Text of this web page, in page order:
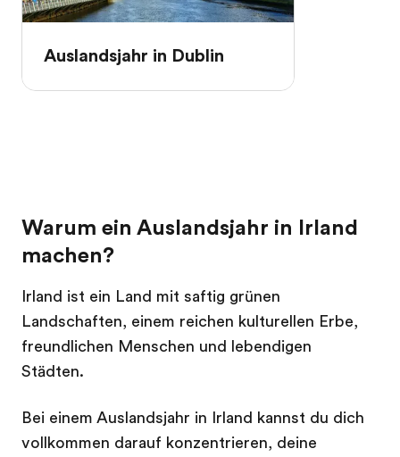
Auslandsjahr in Dublin
Warum ein Auslandsjahr in Irland
machen?
Irland ist ein Land mit saftig grünen
Landschaften, einem reichen kulturellen Erbe,
freundlichen Menschen und lebendigen
Städten.
Bei einem Auslandsjahr in Irland kannst du dich
vollkommen darauf konzentrieren, deine